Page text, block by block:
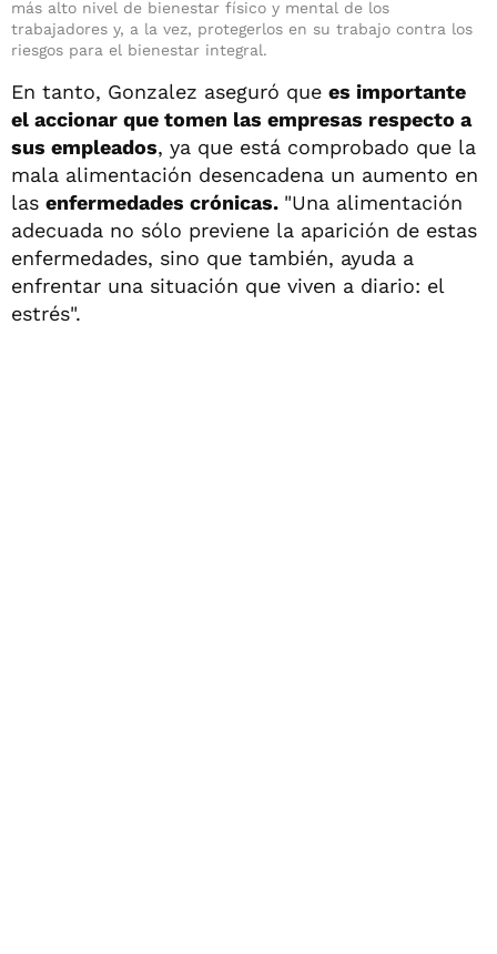
más alto nivel de bienestar físico y mental de los
trabajadores y, a la vez, protegerlos en su trabajo contra los
riesgos para el bienestar integral.
En tanto, Gonzalez aseguró que es importante
el accionar que tomen las empresas respecto a
sus empleados, ya que está comprobado que la
mala alimentación desencadena un aumento en
las enfermedades crónicas. "Una alimentación
adecuada no sólo previene la aparición de estas
enfermedades, sino que también, ayuda a
enfrentar una situación que viven a diario: el
estrés".